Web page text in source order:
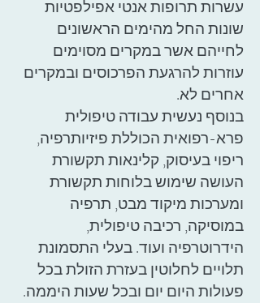
עשרות תרופות אנטי אפילפטיות
שונות החל מהימים הראשונים
לחייהם אשר במקרים מסוימים
עוזרות להרגעת הפרכוסים ובמקרים
אחרים לא.
בנוסף נעשית עבודה טיפולית
פרא-רפואית הכוללת פיזיותרפיה,
ריפוי בעיסוק, קלינאות תקשורת
העושה שימוש בלוחות תקשורת
ומערכות מיקוד מבט, תרפיה
במוסיקה, רכיבה טיפולית,
הידרוטרפיה ועוד. בעלי התסמונת
תלויים לחלוטין בעזרת הזולת בכל
פעולות היום יום ובכל שעות היממה.